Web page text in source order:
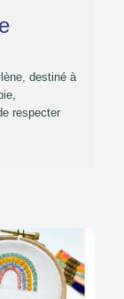
destiné à
respecter